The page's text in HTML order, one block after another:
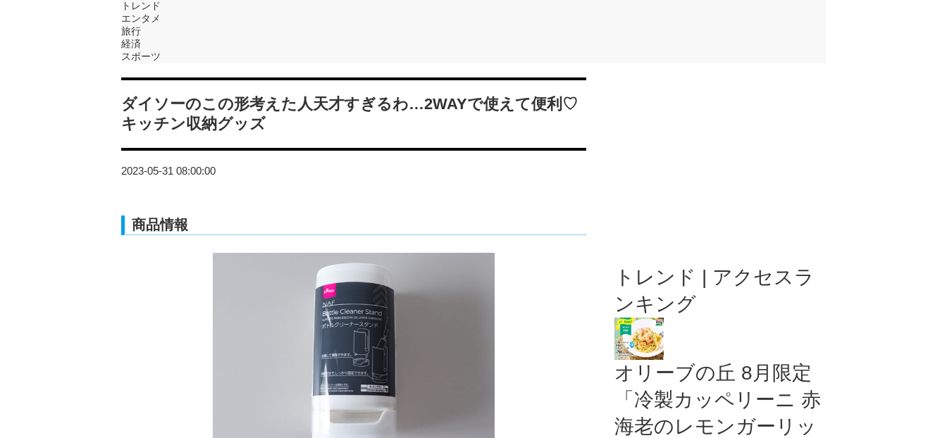
トレンド
エンタメ
旅行
経済
スポーツ
ダイソーのこの形考えた人天才すぎるわ…2WAYで使えて便利♡
キッチン収納グッズ
2023-05-31 08:00:00
商品情報
トレンド | アクセスラ
ンキング
オリーブの丘 8月限定
「冷製カッペリーニ 赤
海老のレモンガーリッ